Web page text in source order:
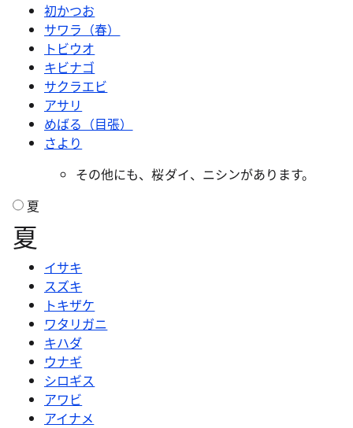
初かつお
サワラ（春）
トビウオ
キビナゴ
サクラエビ
アサリ
めばる（目張）
さより
その他にも、桜ダイ、ニシンがあります。
夏
夏
イサキ
スズキ
トキザケ
ワタリガニ
キハダ
ウナギ
シロギス
アワビ
アイナメ